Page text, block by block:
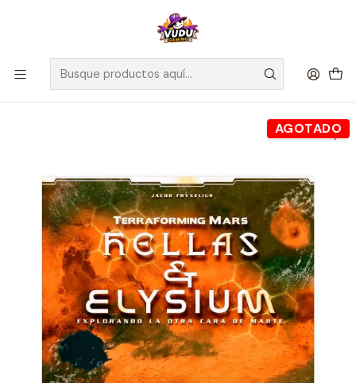
🚀 ¡Despachamos a todo Chile! Envío GRATIS a Regiones sobre
$100.000 y a RM sobre $35.000
Inicio Juegos de Mesa Editorial Maldito Games
Terraforming Expansion Hellas & Elysium - Español
AGOTADO